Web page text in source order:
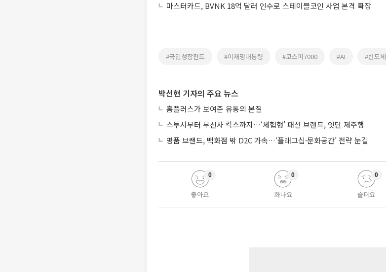
마스터카드, BVNK 18억 달러 인수로 스테이블코인 사업 본격 확장
#국민성장펀드 #이재명대통령 #코스피7000 #AI #반도체
박선현 기자의 주요 뉴스
홈플러스가 보여준 유통의 본질
스투시부터 무신사 킥스까지…‘체험형’ 패션 브랜드, 잇단 제주행
명품 브랜드, 백화점 밖 D2C 가속…‘플래그십·문화공간’ 전략 눈길
좋아요
0
화나요
0
슬퍼요
0